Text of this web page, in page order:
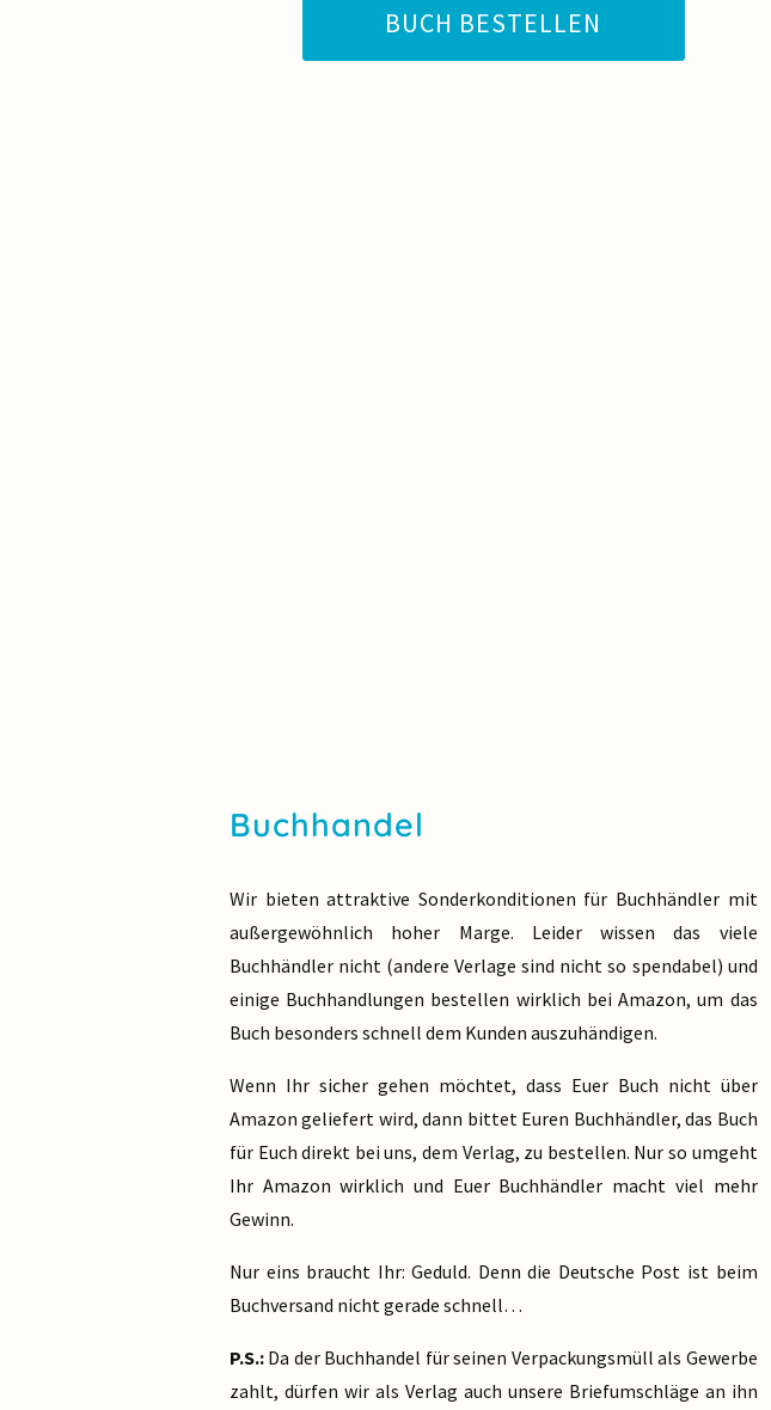
BUCH BESTELLEN
Buchhandel
Wir bieten attraktive Sonderkonditionen für Buchhändler mit
außergewöhnlich hoher Marge. Leider wissen das viele
Buchhändler nicht (andere Verlage sind nicht so spendabel) und
einige Buchhandlungen bestellen wirklich bei Amazon, um das
Buch besonders schnell dem Kunden auszuhändigen.
Wenn Ihr sicher gehen möchtet, dass Euer Buch nicht über
Amazon geliefert wird, dann bittet Euren Buchhändler, das Buch
für Euch direkt bei uns, dem Verlag, zu bestellen. Nur so umgeht
Ihr Amazon wirklich und Euer Buchhändler macht viel mehr
Gewinn.
Nur eins braucht Ihr: Geduld. Denn die Deutsche Post ist beim
Buchversand nicht gerade schnell…
P.S.: Da der Buchhandel für seinen Verpackungsmüll als Gewerbe
zahlt, dürfen wir als Verlag auch unsere Briefumschläge an ihn